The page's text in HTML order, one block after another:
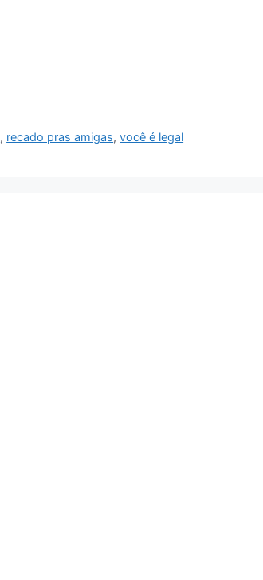
, recado pras amigas,você é legal